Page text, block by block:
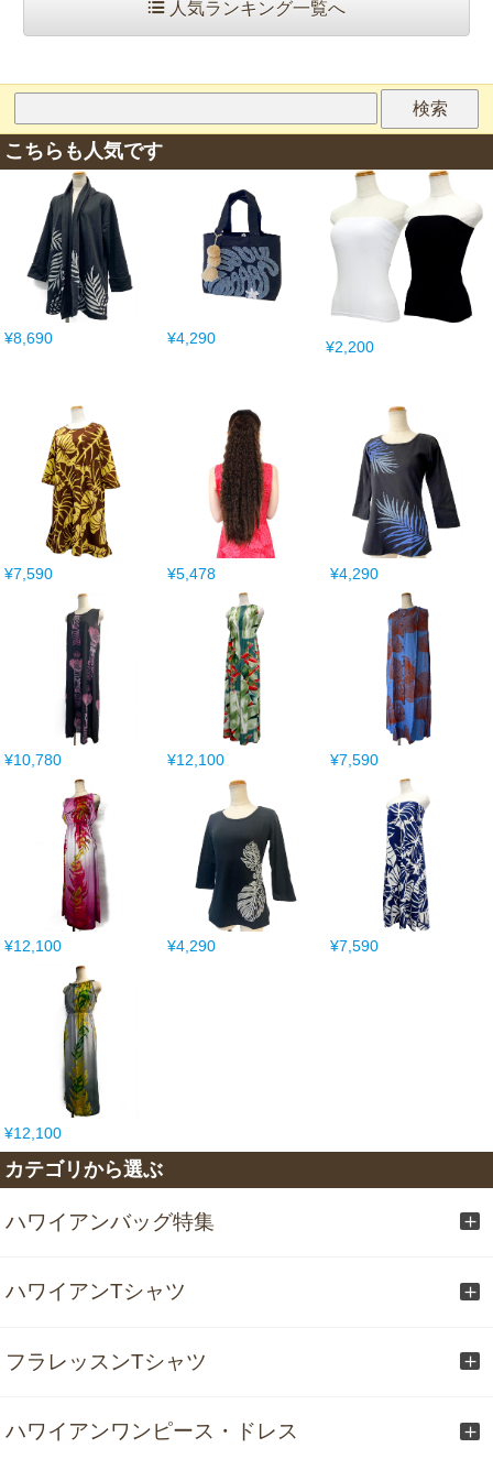
人気ランキング一覧へ
こちらも人気です
¥8,690 ¥4,290
¥2,200
¥7,590 ¥5,478 ¥4,290
¥10,780 ¥12,100 ¥7,590
¥12,100 ¥4,290 ¥7,590
¥12,100
カテゴリから選ぶ
ハワイアンバッグ特集
ハワイアンTシャツ
フラレッスンTシャツ
ハワイアンワンピース・ドレス